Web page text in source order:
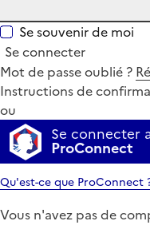
Se souvenir de moi
Se connecter
Mot de passe oublié ?
Instructions de
ou
Se connecter
ProConnect
Qu'est-ce que ProConnect
Vous n'avez pas de